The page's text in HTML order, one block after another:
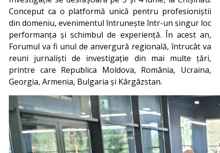
Conceput ca o platformă unică pentru profesioniștii
din domeniu, evenimentul întrunește într-un singur loc
performanța și schimbul de experiență. În acest an,
Forumul va fi unul de anvergură regională, întrucât va
reuni jurnaliști de investigație din mai multe țări,
printre care Republica Moldova, România, Ucraina,
Georgia, Armenia, Bulgaria și Kârgâzstan.